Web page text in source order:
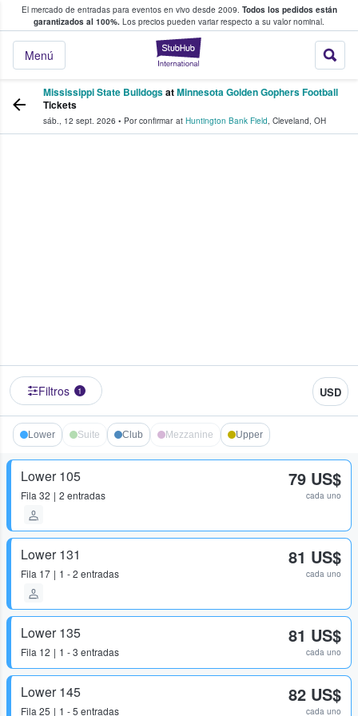
El mercado de entradas para eventos en vivo desde 2009. Todos los pedidos están
garantizados al 100%. Los precios pueden variar respecto a su valor nominal.
StubHub:
Menú
y venta de entradas entre fans
Mississippi State BulldogsatMinnesota Golden Gophers Football
Tickets
sáb., 12 sept. 2026 • Por confirmar at Huntington Bank Field, Cleveland, OH
Filtros 1 USD
Lower Suite Club Mezzanine Upper
Lower 105
Fila 32 2 entradas
79 US$
cada uno
Lower 131
Fila 17 1 - 2 entradas
81 US$
cada uno
Lower 135
Fila 12 1 - 3 entradas
81 US$
cada uno
Lower 145
Fila 25 1 - 5 entradas
82 US$
cada uno